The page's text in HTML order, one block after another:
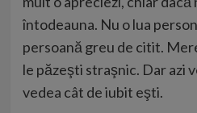
întodeauna. Nu o lua
persoană greu de citit.
le păzeşti straşnic. Dar azi
vedea cât de iubit eşti.